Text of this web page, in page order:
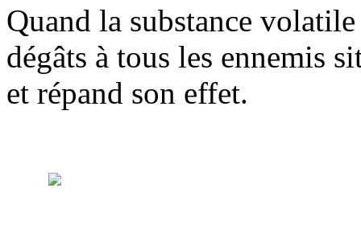
Quand la substance
dégâts à tous les ennemis
et répand son effet.